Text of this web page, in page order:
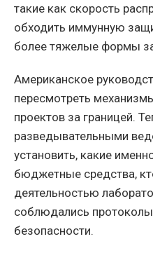
такие как скорость
обходить иммунную
более тяжелые формы
Американское
пересмотреть
проектов за границей.
разведывательными
установить, какие
бюджетные средства,
деятельностью
соблюдались
безопасности.